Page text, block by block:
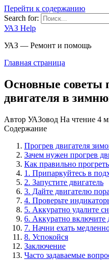
Перейти к содержанию
Search for:
УАЗ Help
УАЗ — Ремонт и помощь
Главная страница
Основные советы
двигателя в
Автор УАЗовод На чтение 4
Содержание
Прогрев двигателя
Зачем нужен прогрев
Как правильно
1. Припаркуйтесь в
2. Запустите двигатель
3. Дайте двигателю
4. Проверьте
5. Аккуратно удалите
6. Аккуратно включите
7. Начни ехать
8. Успокойся
Заключение
Часто задаваемые